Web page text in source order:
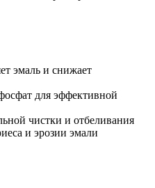
эмаль и снижает
для эффективной
чистки и отбеливания
и эрозии эмали